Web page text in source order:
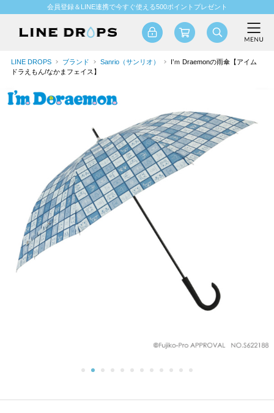
会員登録＆LINE連携で今すぐ使える500ポイントプレゼント
LINE DROPS ブランド Sanrio（サンリオ）
I’ｍ Draemonの雨傘【アイム
ドラえもん/なかまフェイス】